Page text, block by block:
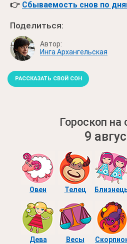
👉 Сбываемость снов по
Поделиться:
Автор:
Инга Архангельская
РАССКАЗАТЬ СВОЙ СОН
Гороскоп на
9
Овен Телец
Дева Весы